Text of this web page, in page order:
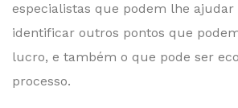
especialistas que podem lhe ajudar
identificar outros pontos que
lucro, e também o que pode ser
processo.